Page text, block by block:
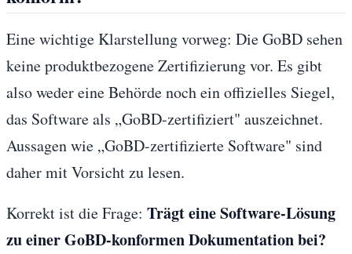
Eine wichtige Klarstellung vorweg: Die GoBD sehen
keine produktbezogene Zertifizierung vor. Es gibt
also weder eine Behörde noch ein offizielles Siegel,
das Software als „GoBD-zertifiziert" auszeichnet.
Aussagen wie „GoBD-zertifizierte Software" sind
daher mit Vorsicht zu lesen.
Korrekt ist die Frage: Trägt eine Software-Lösung
zu einer GoBD-konformen Dokumentation bei?